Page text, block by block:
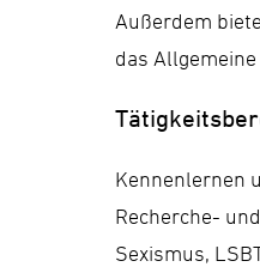
Außerdem
das
Kennenlernen
Recherche-
Sexismus,